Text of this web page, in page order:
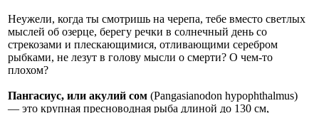
Неужели, когда ты смотришь на черепа, тебе вместо светлых
мыслей об озерце, берегу речки в солнечный день со
стрекозами и плескающимися, отливающими серебром
рыбками, не лезут в голову мысли о смерти? О чем-то
плохом?
Пангасиус, или акулий сом (Pangasianodon hypophthalmus)
— это крупная пресноводная рыба длиной до 130 см,